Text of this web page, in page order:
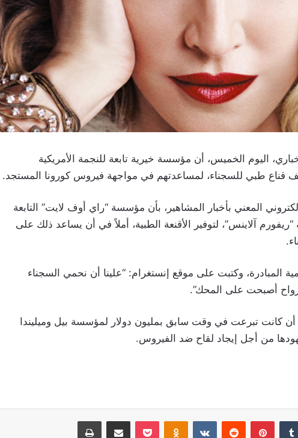
اليوم الخميس، أن مؤسسة خيرية تابعة للنجمة الأمريكية
.
المعني بأخبار المشاهير، بأن مؤسسة “راي أوف لايت” التابعة
آلاينس”، لتوفير الأقنعة الطبية، أملاً في أن يساعد ذلك على
.
المبادرة، وكتبت على موقع إنستغرام: “علينا أن نحمي السجناء
أصبحت على المحك”.
أن كانت تبرعت في وقت سابق بمليون دولار لمؤسسة بيل وميليندا
من أجل إيجاد لقاح ضد الفيروس.
بينتيريست Odnoklassniki
‫Pocket مشاركة عبر البريد طباعة